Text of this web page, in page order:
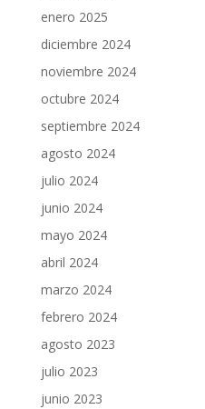
enero 2025
diciembre 2024
noviembre 2024
octubre 2024
septiembre 2024
agosto 2024
julio 2024
junio 2024
mayo 2024
abril 2024
marzo 2024
febrero 2024
agosto 2023
julio 2023
junio 2023